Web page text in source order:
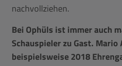
nachvollziehen.
Bei Ophüls ist immer auch
Schauspieler zu Gast.
beispielsweise 2018